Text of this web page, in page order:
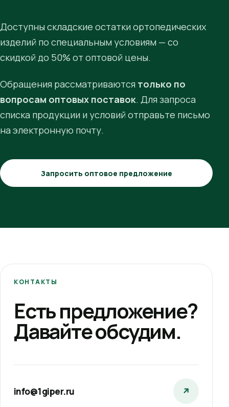
Доступны складские остатки ортопедических
изделий по специальным условиям — со
скидкой до 50% от оптовой цены.
Обращения рассматриваются только по
вопросам оптовых поставок. Для запроса
списка продукции и условий отправьте письмо
на электронную почту.
Запросить оптовое предложение
КОНТАКТЫ
Есть предложение?
Давайте обсудим.
info@1giper.ru ↗